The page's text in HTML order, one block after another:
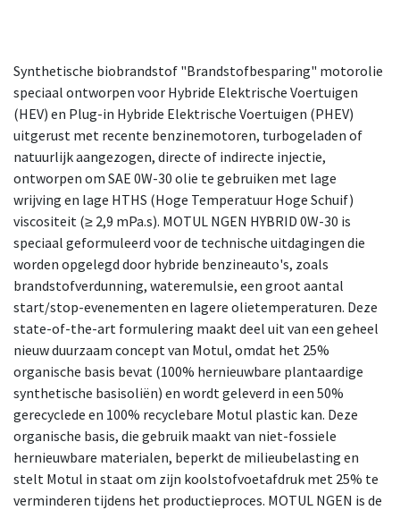
Synthetische biobrandstof "Brandstofbesparing" motorolie
speciaal ontworpen voor Hybride Elektrische Voertuigen
(HEV) en Plug-in Hybride Elektrische Voertuigen (PHEV)
uitgerust met recente benzinemotoren, turbogeladen of
natuurlijk aangezogen, directe of indirecte injectie,
ontworpen om SAE 0W-30 olie te gebruiken met lage
wrijving en lage HTHS (Hoge Temperatuur Hoge Schuif)
viscositeit (≥ 2,9 mPa.s). MOTUL NGEN HYBRID 0W-30 is
speciaal geformuleerd voor de technische uitdagingen die
worden opgelegd door hybride benzineauto's, zoals
brandstofverdunning, wateremulsie, een groot aantal
start/stop-evenementen en lagere olietemperaturen. Deze
state-of-the-art formulering maakt deel uit van een geheel
nieuw duurzaam concept van Motul, omdat het 25%
organische basis bevat (100% hernieuwbare plantaardige
synthetische basisoliën) en wordt geleverd in een 50%
gerecyclede en 100% recyclebare Motul plastic kan. Deze
organische basis, die gebruik maakt van niet-fossiele
hernieuwbare materialen, beperkt de milieubelasting en
stelt Motul in staat om zijn koolstofvoetafdruk met 25% te
verminderen tijdens het productieproces. MOTUL NGEN is de